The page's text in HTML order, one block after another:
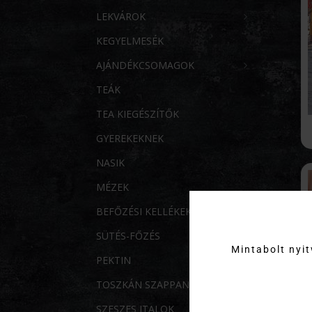
LEKVÁROK
KEGYELMESÉK
AJÁNDÉKCSOMAGOK
TEÁK
TEA KIEGÉSZÍTŐK
GYEREKEKNEK
NASIK
MÉZEK
BEFŐZÉSI KELLÉKEK
SÜTÉS-FŐZÉS
PEKTIN
TOSZKÁN SZAPPANOK
SZESZES ITALOK
Mintabolt